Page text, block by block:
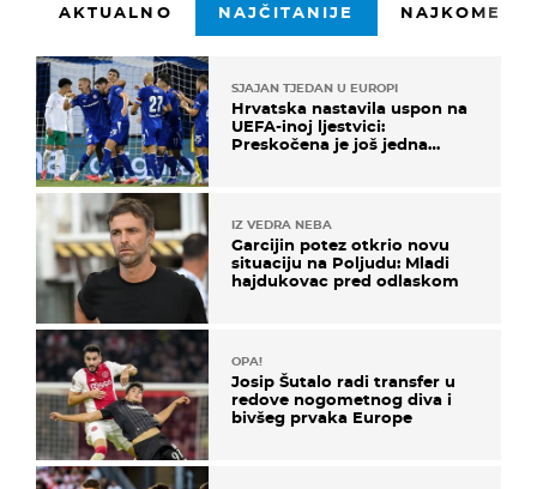
AKTUALNO NAJČITANIJE
SJAJAN TJEDAN U EUROPI
Hrvatska nastavila uspon na
UEFA-inoj ljestvici:
Preskočena je još jedna
IZ VEDRA NEBA
Garcijin potez otkrio novu
situaciju na Poljudu: Mladi
hajdukovac pred odlaskom
OPA!
Josip Šutalo radi transfer u
redove nogometnog diva i
bivšeg prvaka Europe